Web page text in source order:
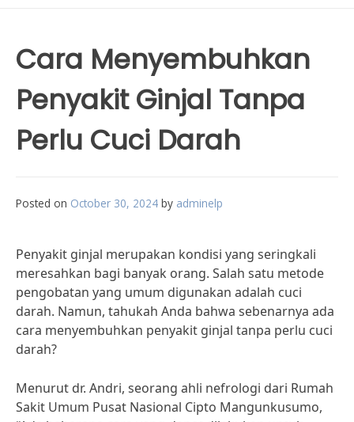
Cara Menyembuhkan
Penyakit Ginjal Tanpa
Perlu Cuci Darah
Posted on October 30, 2024 by adminelp
Penyakit ginjal merupakan kondisi yang seringkali
meresahkan bagi banyak orang. Salah satu metode
pengobatan yang umum digunakan adalah cuci
darah. Namun, tahukah Anda bahwa sebenarnya ada
cara menyembuhkan penyakit ginjal tanpa perlu cuci
darah?
Menurut dr. Andri, seorang ahli nefrologi dari Rumah
Sakit Umum Pusat Nasional Cipto Mangunkusumo,